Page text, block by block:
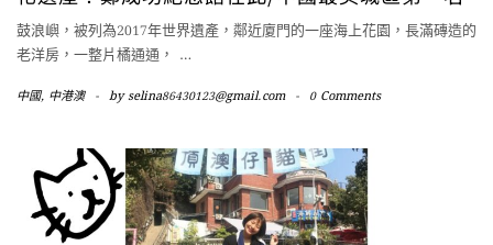
鼓浪嶼，被列為2017年世界遺產，鄰近廈門的一座海上花園，長滿磚造的
老洋房，一整片橘通通， …
中國, 中港澳 - byselina86430123@gmail.com - 0 Comments